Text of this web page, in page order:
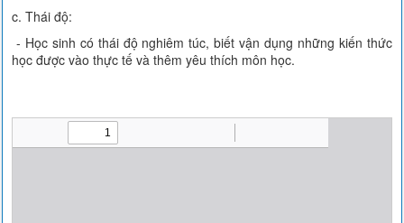
c. Thái độ:
- Học sinh có thái độ nghiêm túc, biết vận dụng những kiến thức
học được vào thực tế và thêm yêu thích môn học.